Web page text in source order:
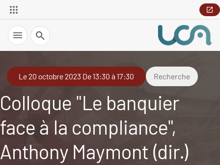
Recherche
Le 20 octobre 2023 De 13:30 à 17:30 Recherche
Colloque "Le banquier
face à la compliance",
Anthony Maymont (dir.)